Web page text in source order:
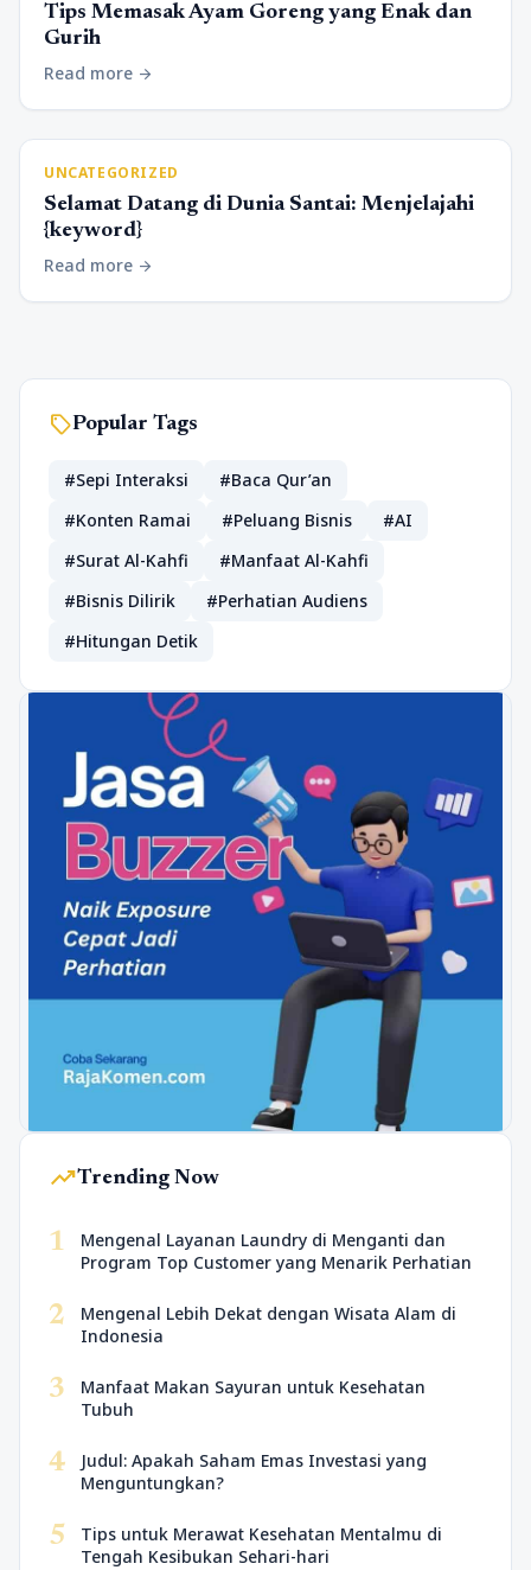
Tips Memasak Ayam Goreng yang Enak dan
Gurih
Read more arrow_forward
UNCATEGORIZED
Selamat Datang di Dunia Santai: Menjelajahi
{keyword}
Read more arrow_forward
sellPopular Tags
#Sepi Interaksi
#Baca Qur’an
#Konten Ramai
#Peluang Bisnis
#AI
#Surat Al-Kahfi
#Manfaat Al-Kahfi
#Bisnis Dilirik
#Perhatian Audiens
#Hitungan Detik
trending_upTrending Now
1
Mengenal Layanan Laundry di Menganti dan
Program Top Customer yang Menarik Perhatian
2
Mengenal Lebih Dekat dengan Wisata Alam di
Indonesia
3
Manfaat Makan Sayuran untuk Kesehatan
Tubuh
4
Judul: Apakah Saham Emas Investasi yang
Menguntungkan?
5
Tips untuk Merawat Kesehatan Mentalmu di
Tengah Kesibukan Sehari-hari